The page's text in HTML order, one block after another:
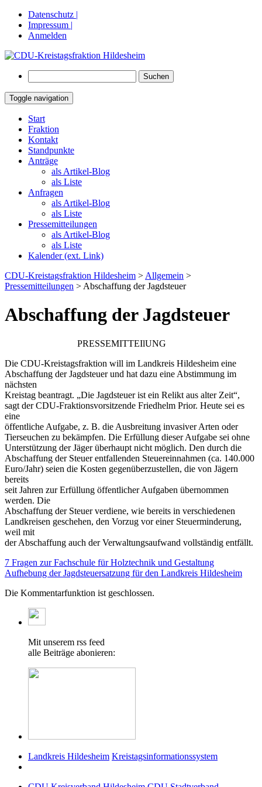
Datenschutz |
Impressum |
Anmelden
nach:
Toggle navigation
Springe
zum
Inhalt
Start
Fraktion
Kontakt
Standpunkte
Anträge
als Artikel-Blog
als Liste
Anfragen
als Artikel-Blog
als Liste
Pressemitteilungen
als Artikel-Blog
als Liste
Kalender (ext. Link)
CDU-Kreistagsfraktion Hildesheim > Allgemein >
Pressemitteilungen > Abschaffung der Jagdsteuer
Abschaffung der Jagdsteuer
PRESSEMITTEIlUNG
Die CDU-Kreistagsfraktion will im Landkreis Hildesheim eine
Abschaffung der Jagdsteuer und hat dazu eine Abstimmung im
nächsten
Kreistag beantragt. „Die Jagdsteuer ist ein Relikt aus alter Zeit“,
sagt der CDU-Fraktionsvorsitzende Friedhelm Prior. Heute sei es
eine
öffentliche Aufgabe, z. B. die Ausbreitung invasiver Arten oder
Tierseuchen zu bekämpfen. Die Erfüllung dieser Aufgabe sei ohne
Unterstützung der Jäger überhaupt nicht möglich. Den durch die
Abschaffung der Steuer entfallenden Steuereinnahmen (ca. 140.000
Euro/Jahr) seien die Kosten gegenüberzustellen, die von Jägern
bereits
seit Jahren zur Erfüllung öffentlicher Aufgaben übernommen
werden. Die
Abschaffung der Steuer verdiene, wie bereits in verschiedenen
Landkreisen geschehen, den Vorzug vor einer Steuerminderung,
weil mit
der Abschaffung auch der Verwaltungsaufwand vollständig entfällt.
7 Fragen zur Fachschule für Holztechnik und Gestaltung
Aufhebung der Jagdsteuersatzung für den Landkreis Hildesheim
Die Kommentarfunktion ist geschlossen.
Mit unserem rss feed
alle Beiträge abonieren:
Landkreis Hildesheim Kreistagsinformationssystem